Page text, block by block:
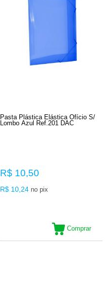
Pasta Plástica Elástica Ofício S/
Lombo Azul Ref.201 DAC
R$ 10,50
R$ 10,24 no pix
Comprar